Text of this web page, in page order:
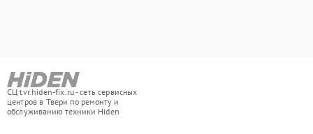
СЦ tvr.hiden-fix.ru - сеть сервисных
центров в Твери по ремонту и
обслуживанию техники Hiden